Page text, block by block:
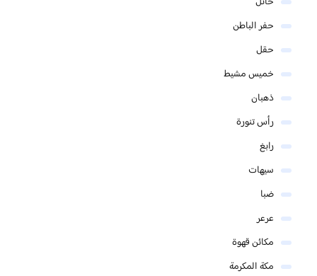
حفر الباطن
حقل
خميس مشيط
ذهبان
رأس تنورة
رابغ
سيهات
ضبا
عرعر
مكائن قهوة
مكة المكرمة